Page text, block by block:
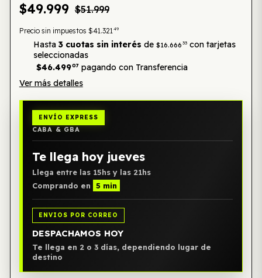
$49.999 $51.999
Precio sin impuestos $41.32149
Hasta3 cuotas sin interés de$16.666 33 con tarjetas
seleccionadas
$46.49907pagando con Transferencia
Ver más detalles
ENVÍO EXPRESS
CABA & GBA
Te llega hoy jueves
Llega entre las 15hs y las 21hs
Comprando en
5 min
ENVIOS POR CORREO
DESPACHAMOS HOY
Te llega en 2 o 3 días, dependiendo lugar de
destino